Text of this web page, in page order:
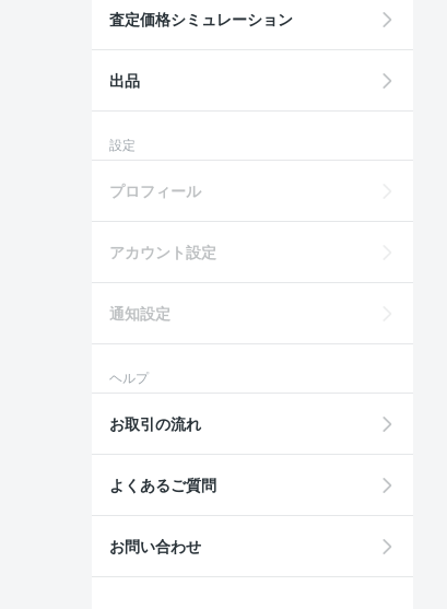
査定価格シミュレーション
出品
設定
プロフィール
アカウント設定
通知設定
ヘルプ
お取引の流れ
よくあるご質問
お問い合わせ